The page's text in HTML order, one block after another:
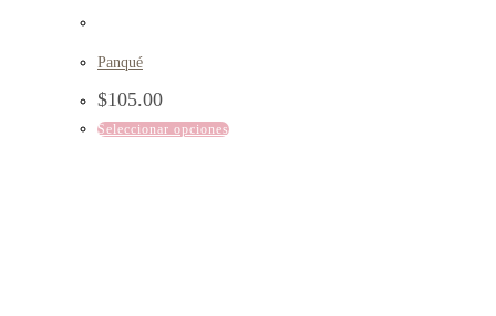
Panqué
$105.00
Seleccionar opciones